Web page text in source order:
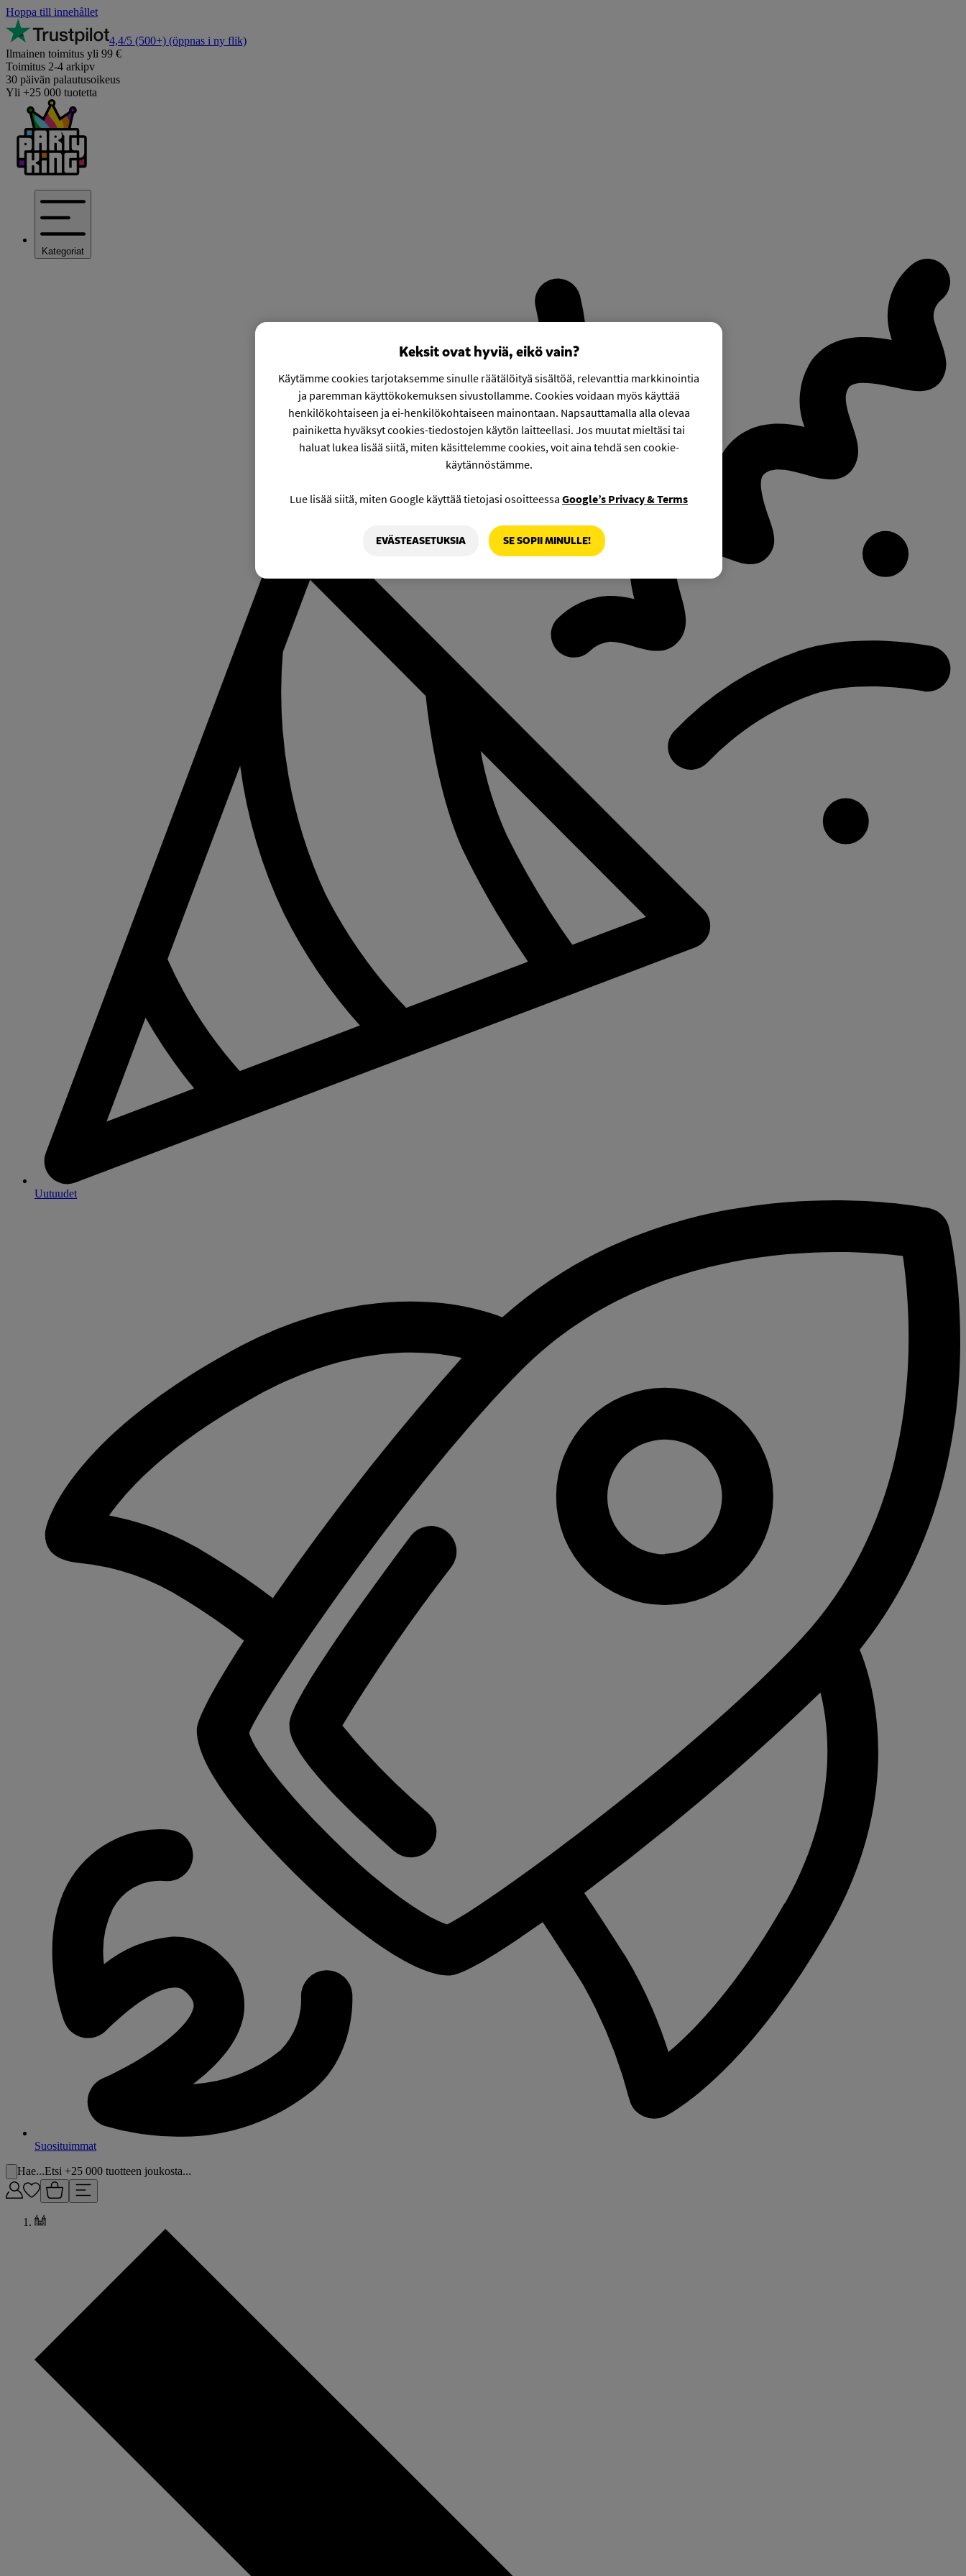
Hoppa till innehållet
4,4/5 (500+) (öppnas i ny flik)
Ilmainen toimitus yli 99 €
Toimitus 2-4 arkipv
30 päivän palautusoikeus
Yli +25 000 tuotetta
Kategoriat
Uutuudet
Suosituimmat
Hae...Etsi +25 000 tuotteen joukosta...
Keksit ovat hyviä, eikö vain?
Käytämme cookies tarjotaksemme sinulle räätälöityä sisältöä, relevanttia markkinointia
ja paremman käyttökokemuksen sivustollamme. Cookies voidaan myös käyttää
henkilökohtaiseen ja ei-henkilökohtaiseen mainontaan. Napsauttamalla alla olevaa
painiketta hyväksyt cookies-tiedostojen käytön laitteellasi. Jos muutat mieltäsi tai
haluat lukea lisää siitä, miten käsittelemme cookies, voit aina tehdä sen cookie-
käytännöstämme.
Lue lisää siitä, miten Google käyttää tietojasi osoitteessa Google’s Privacy & Terms
EVÄSTEASETUKSIA SE SOPII MINULLE!